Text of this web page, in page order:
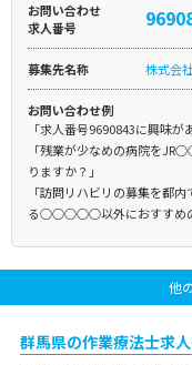
お問い合わせ
求人番号
募集先名称 株式会
お問い合わせ例
「求人番号9690843に興味
「残業が少なめの病院を
りますか？」
「訪問リハビリの募集を都
る○○○○○以外におすすめの
他
群馬県の作業療法士求